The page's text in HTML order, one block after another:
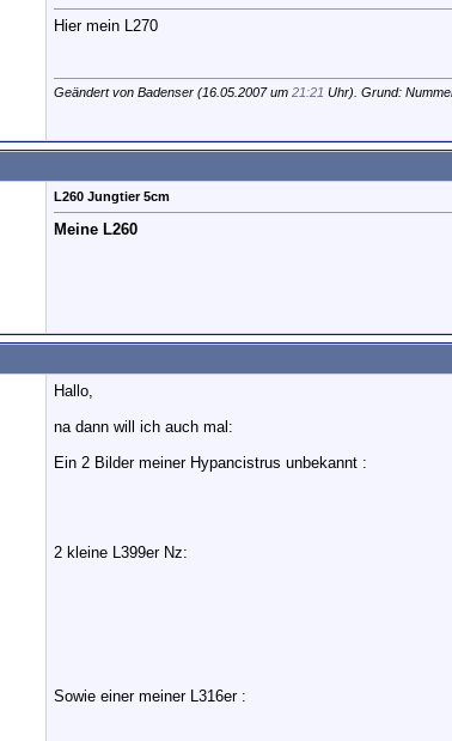
Hier mein L270
Geändert von Badenser (16.05.2007 um 21:21 Uhr). Grund:
L260 Jungtier 5cm
Meine L260
Hallo,
na dann will ich auch mal:
Ein 2 Bilder meiner Hypancistrus unbekannt :
2 kleine L399er Nz:
Sowie einer meiner L316er :